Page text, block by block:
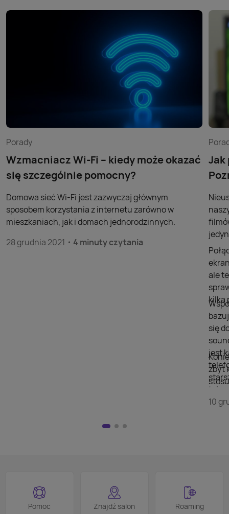
Porady
Wzmacniacz Wi-Fi – kiedy może okazać
się szczególnie pomocny?
Domowa sieć Wi-Fi jest zazwyczaj głównym
sposobem korzystania z internetu zarówno w
mieszkaniach, jak i domach jednorodzinnych.
28 grudnia 2021
4 minuty czytania
Jak
ale
kilka
się
jest
zbyt
10
Pomoc Znajdź salon Roaming